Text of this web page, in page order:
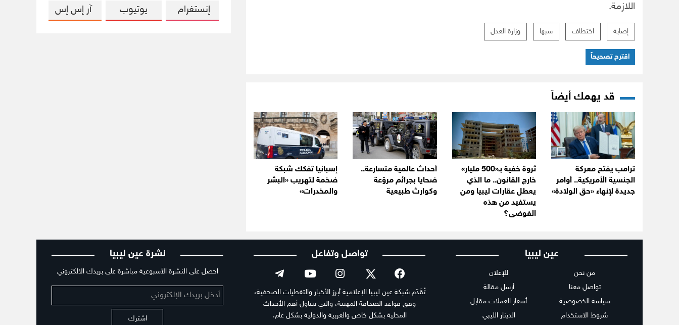
اللازمة.
إصابة اختطاف سبها وزارة العدل
اقترح تصحيحاً
قد يهمك أيضاً
ترامب يفتح معركة
الجنسية الأمريكية.. أوامر
جديدة لإنهاء «حق الولادة»
ثروة خفية بـ«500 مليار»
خارج القانون.. ما الذي
يعطل عقارات ليبيا ومن
يستفيد من هذه
الفوضى؟
أحداث عالمية متسارعة..
ضحايا بجرائم مروّعة
وكوارث طبيعية
إسبانيا تفكك شبكة
ضخمة لتهريب «البشر
والمخدرات»
إنستغرام يوتيوب آر إس إس
عين ليبيا
من نحن
تواصل معنا
سياسة الخصوصية
شروط الاستخدام
للإعلان
أرسل مقالة
أسعار العملات مقابل
الدينار الليبي
تواصل وتفاعل
تُقَدّم شبكة عين ليبيا الإعلامية أبرز الأخبار والتغطيات الصحفية،
وفق قواعد الصحافة المهنية، والتي تتناول أهم الأحداث
المحلية بشكل خاص والعربية والدولية بشكل عام.
نشرة عين ليبيا
احصل على النشرة الأسبوعية مباشرة على بريدك الالكتروني
اشترك